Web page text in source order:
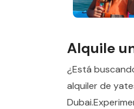
Alquile
¿Está
alquiler de